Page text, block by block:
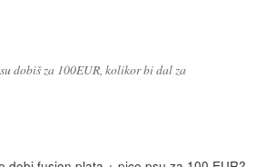
dobiš za 100EUR, kolikor bi dal za